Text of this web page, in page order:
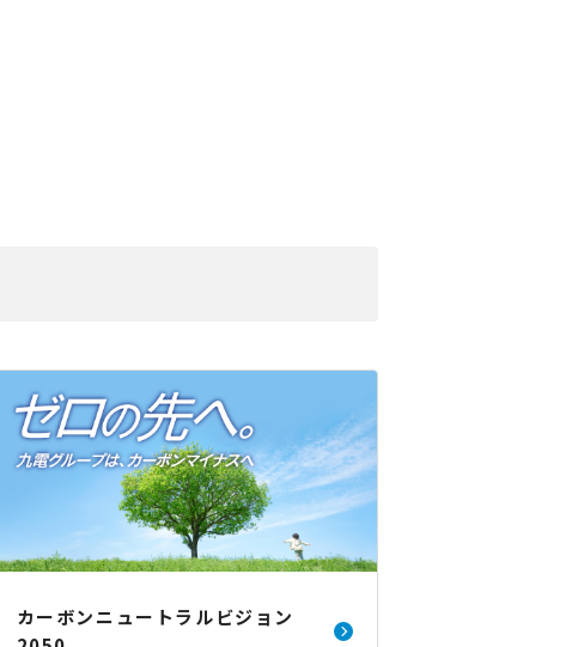
カーボンニュートラルビジョン